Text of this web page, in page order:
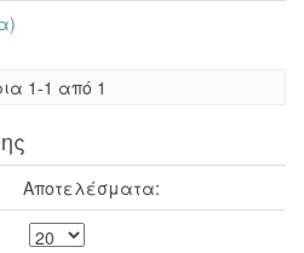
1-1 από 1
Αποτελέσματα: